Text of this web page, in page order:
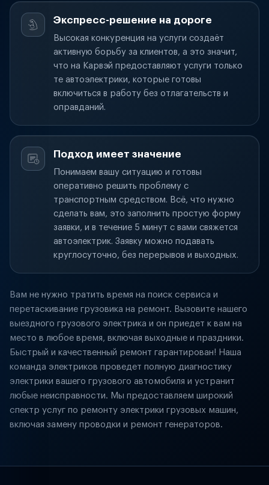
Экспресс-решение на дороге
Высокая конкуренция на услуги создаёт
активную борьбу за клиентов, а это значит,
что на Карвэй предоставляют услуги только
те автоэлектрики, которые готовы
включиться в работу без отлагательств и
оправданий.
Подход имеет значение
Понимаем вашу ситуацию и готовы
оперативно решить проблему с
транспортным средством. Всё, что нужно
сделать вам, это заполнить простую форму
заявки, и в течение 5 минут с вами свяжется
автоэлектрик. Заявку можно подавать
круглосуточно, без перерывов и выходных.
Вам не нужно тратить время на поиск сервиса и
перетаскивание грузовика на ремонт. Вызовите нашего
выездного грузового электрика и он приедет к вам на
место в любое время, включая выходные и праздники.
Быстрый и качественный ремонт гарантирован! Наша
команда электриков проведет полную диагностику
электрики вашего грузового автомобиля и устранит
любые неисправности. Мы предоставляем широкий
спектр услуг по ремонту электрики грузовых машин,
включая замену проводки и ремонт генераторов.